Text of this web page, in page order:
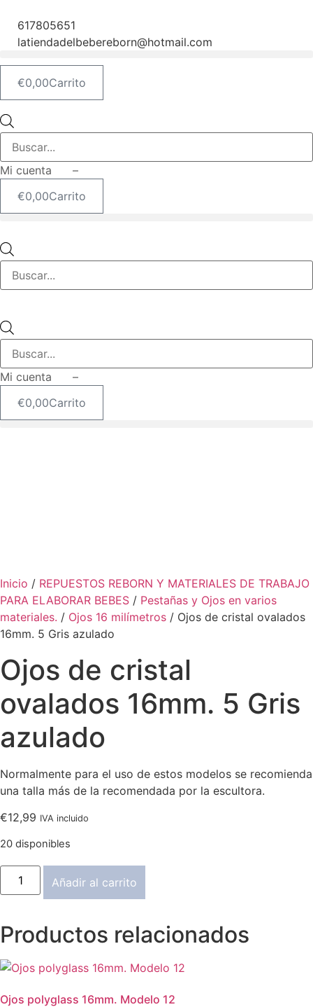
contenido
617805651
latiendadelbebereborn@hotmail.com
€0,00Carrito
de
productos
Mi cuenta –
€0,00Carrito
de
productos
de
productos
Mi cuenta –
€0,00Carrito
Inicio / REPUESTOS REBORN Y MATERIALES DE TRABAJO
PARA ELABORAR BEBES / Pestañas y Ojos en varios
materiales. / Ojos 16 milímetros / Ojos de cristal ovalados
16mm. 5 Gris azulado
Ojos de cristal
ovalados 16mm. 5 Gris
azulado
Normalmente para el uso de estos modelos se recomienda
una talla más de la recomendada por la escultora.
€12,99 IVA incluido
20 disponibles
Ojos
cristal
5
Gris
azulado
cantidad
Añadir al carrito
Productos relacionados
Ojos polyglass 16mm. Modelo 12